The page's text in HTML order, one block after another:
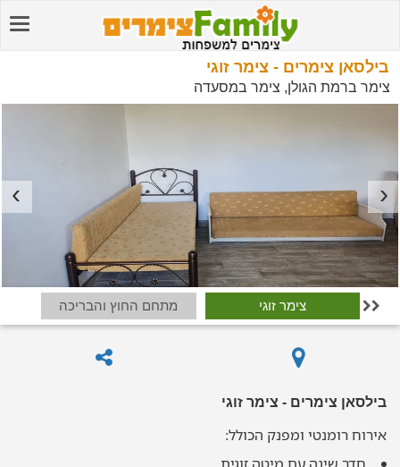
בילסאן צימרים - צימר זוגי
צימר ברמת הגולן, צימר במסעדה
צימר זוגי מתחם החוץ והבריכה 
בילסאן צימרים - צימר זוגי
אירוח רומנטי ומפנק הכולל: